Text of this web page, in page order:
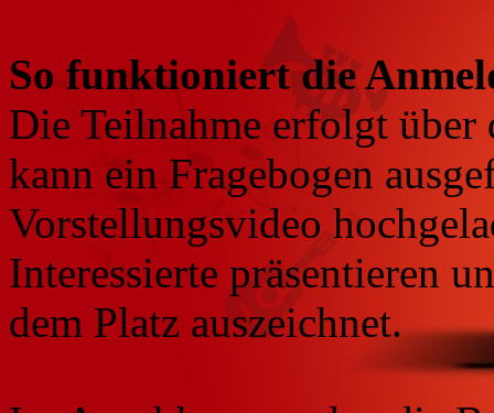
So funktioniert die
Die Teilnahme erfolgt
kann ein Fragebogen
Vorstellungsvideo
Interessierte präsentieren
dem Platz auszeichnet.